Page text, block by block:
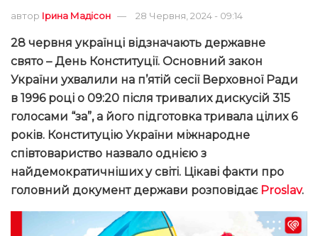
автор Ірина Мадісон 28 Червня, 2024 - 09:14
28 червня українці відзначають державне
свято – День Конституції. Основний закон
України ухвалили на п’ятій сесії Верховної Ради
в 1996 році о 09:20 після тривалих дискусій 315
голосами “за”, а його підготовка тривала цілих 6
років. Конституцію України міжнародне
співтовариство назвало однією з
найдемократичніших у світі. Цікаві факти про
головний документ держави розповідає Proslav.